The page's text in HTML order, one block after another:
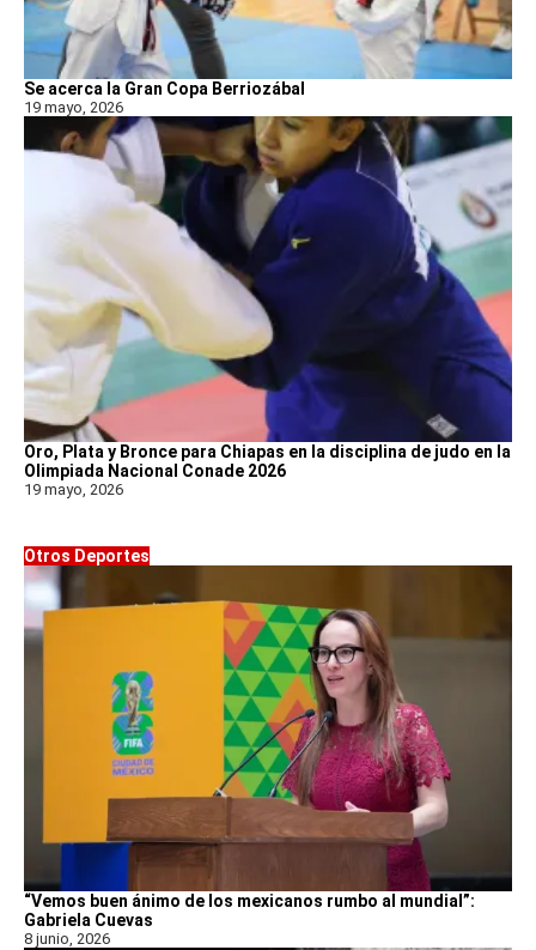
Se acerca la Gran Copa Berriozábal
19 mayo, 2026
Oro, Plata y Bronce para Chiapas en la disciplina de judo en la
Olimpiada Nacional Conade 2026
19 mayo, 2026
Otros Deportes
“Vemos buen ánimo de los mexicanos rumbo al mundial”:
Gabriela Cuevas
8 junio, 2026